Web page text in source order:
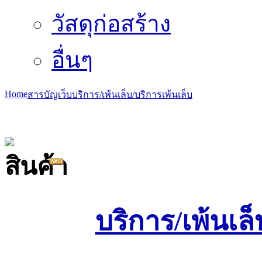
วัสดุก่อสร้าง
อื่นๆ
Homeสารบัญเว็บบริการ/เพ้นเล็บ/บริการเพ้นเล็บ
บริการ/เพ้นเ